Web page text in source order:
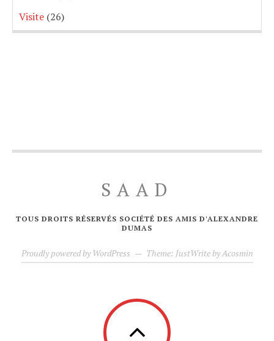
Visite (26)
SAAD
TOUS DROITS RÉSERVÉS SOCIÉTÉ DES AMIS D'ALEXANDRE
DUMAS
Proudly powered by WordPress — Theme: JustWrite byAcosmin